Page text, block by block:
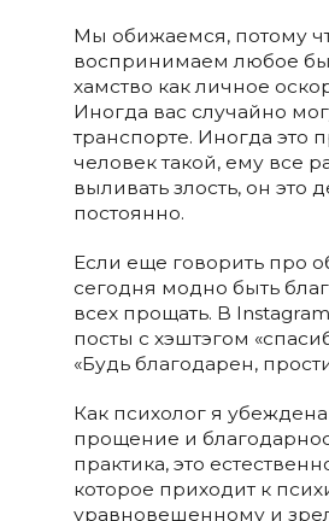
Мы обижаемся, потому
воспринимаем любое
хамство как личное
Иногда вас случайно
транспорте. Иногда это
человек такой, ему все
выливать злость, он это
постоянно.
Если еще говорить про
сегодня модно быть
всех прощать. В
посты с хэштэгом
«Будь благодарен,
Как психолог я убеждена
прощение и
практика, это
которое приходит к
уравновешенному и